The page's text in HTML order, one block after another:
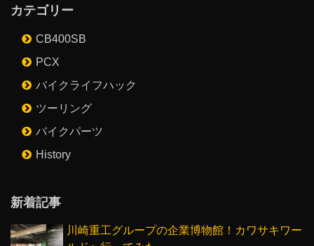
カテゴリー
CB400SB
PCX
バイクライフハック
ツーリング
バイクパーツ
History
新着記事
川崎重工グループの企業博物館！カワサキワー